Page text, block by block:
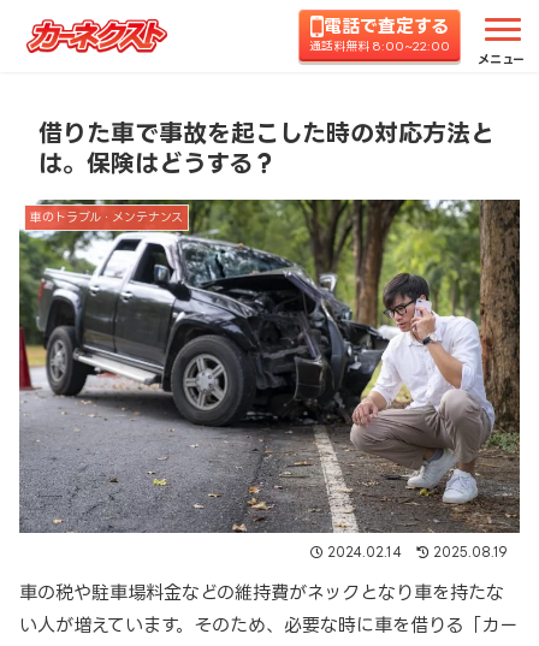
電話で査定する
通話料無料 8:00~22:00
メニュー
ホーム コラムTOP 車のトラブル・メンテナンス
借りた車で事故を起こした時の対応方法と
は。保険はどうする？
車のトラブル・メンテナンス
2024.02.14 2025.08.19
車の税や駐車場料金などの維持費がネックとなり車を持たな
い人が増えています。そのため、必要な時に車を借りる「カー